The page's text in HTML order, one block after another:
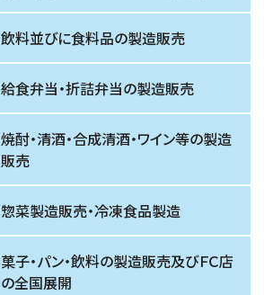
飲料並びに食料品の製造販売
給食弁当・折詰弁当の製造販売
焼酎・清酒・合成清酒・ワイン等の製造
販売
惣菜製造販売・冷凍食品製造
菓子・パン・飲料の製造販売及びＦＣ店
の全国展開